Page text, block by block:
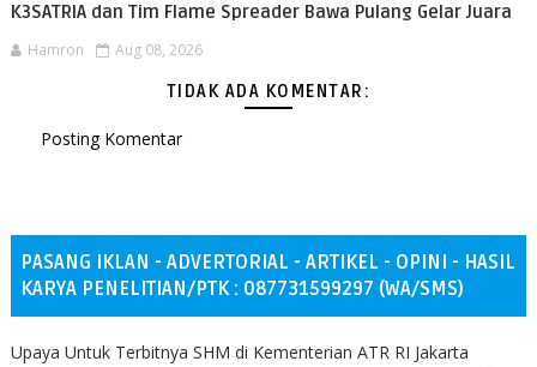
K3SATRIA dan Tim Flame Spreader Bawa Pulang Gelar Juara
Hamron Aug 08, 2026
TIDAK ADA KOMENTAR:
Posting Komentar
PASANG IKLAN - ADVERTORIAL - ARTIKEL - OPINI - HASIL
KARYA PENELITIAN/PTK : 087731599297 (WA/SMS)
Upaya Untuk Terbitnya SHM di Kementerian ATR RI Jakarta